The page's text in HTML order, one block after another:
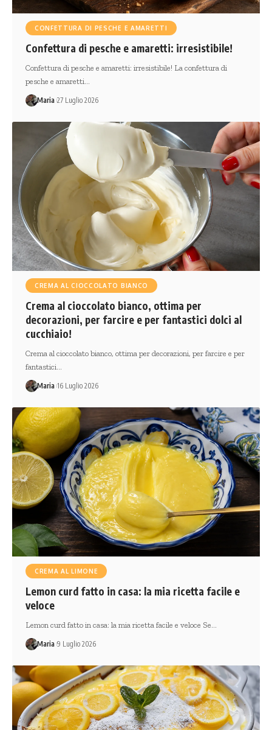
CONFETTURA DI PESCHE E AMARETTI
Confettura di pesche e amaretti: irresistibile!
Confettura di pesche e amaretti: irresistibile! La confettura di
pesche e amaretti…
Maria 27 Luglio 2026
CREMA AL CIOCCOLATO BIANCO
Crema al cioccolato bianco, ottima per
decorazioni, per farcire e per fantastici dolci al
cucchiaio!
Crema al cioccolato bianco, ottima per decorazioni, per farcire e per
fantastici…
Maria 16 Luglio 2026
CREMA AL LIMONE
Lemon curd fatto in casa: la mia ricetta facile e
veloce
Lemon curd fatto in casa: la mia ricetta facile e veloce Se…
Maria 9 Luglio 2026